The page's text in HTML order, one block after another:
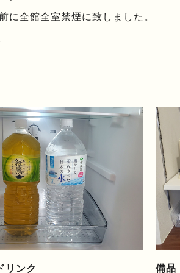
に全館全室禁煙に致しました。
リンク 備品